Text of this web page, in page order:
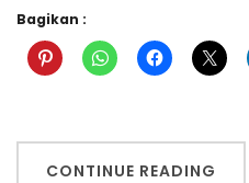
Bagikan :
CONTINUE READING